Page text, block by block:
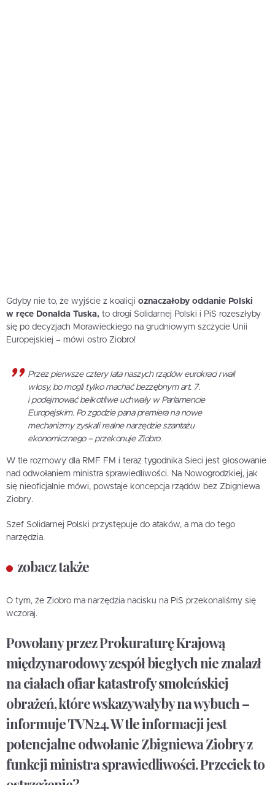
Gdyby nie to, że wyjście z koalicji oznaczałoby oddanie Polski
w ręce Donalda Tuska, to drogi Solidarnej Polski i PiS rozeszłyby
się po decyzjach Morawieckiego na grudniowym szczycie Unii
Europejskiej – mówi ostro Ziobro!
Przez pierwsze cztery lata naszych rządów eurokraci rwali
włosy, bo mogli tylko machać bezzębnym art. 7.
i podejmować bełkotliwe uchwały w Parlamencie
Europejskim. Po zgodzie pana premiera na nowe
mechanizmy zyskali realne narzędzie szantażu
ekonomicznego – przekonuje Ziobro.
W tle rozmowy dla RMF FM i teraz tygodnika Sieci jest głosowanie
nad odwołaniem ministra sprawiedliwości. Na Nowogrodzkiej, jak
się nieoficjalnie mówi, powstaje koncepcja rządów bez Zbigniewa
Ziobry.
Szef Solidarnej Polski przystępuje do ataków, a ma do tego
narzędzia.
zobacz także
O tym, że Ziobro ma narzędzia nacisku na PiS przekonaliśmy się
wczoraj.
Powołany przez Prokuraturę Krajową
międzynarodowy zespół biegłych nie znalazł
na ciałach ofiar katastrofy smoleńskiej
obrażeń, które wskazywałyby na wybuch –
informuje TVN24. W tle informacji jest
potencjalne odwołanie Zbigniewa Ziobry z
funkcji ministra sprawiedliwości. Przeciek to